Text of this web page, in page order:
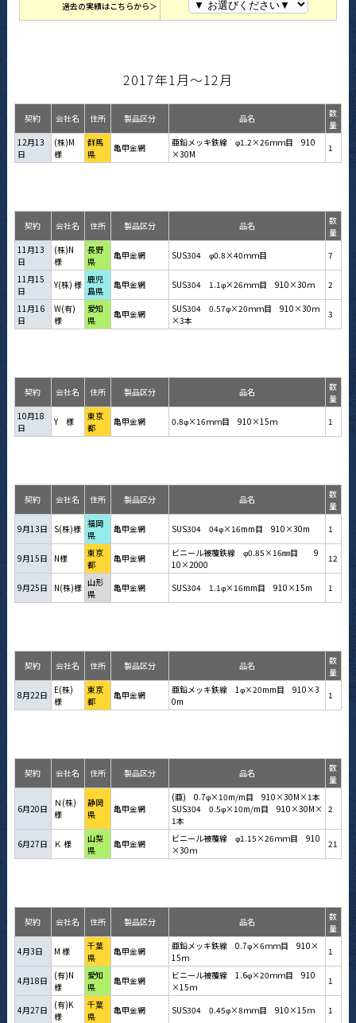
過去の実績はこちらから＞
2017年1月～12月
契約 会社名 住所 製品区分 品名
数
量
12月13
日
(株)M
様
群馬
県
亀甲金網
亜鉛メッキ鉄線 φ1.2×26ｍｍ目 910
×30M
1
契約 会社名 住所 製品区分 品名
数
量
11月13
日
(株)N
様
長野
県
亀甲金網 SUS304 φ0.8×40ｍｍ目
7
11月15
日
Y(株) 様 鹿児
島県
亀甲金網 SUS304 1.1φ×26ｍｍ目 910×30ｍ
2
11月16
日
W(有)
様
愛知
県
亀甲金網
SUS304 0.57φ×20ｍｍ目 910×30ｍ
×3本
3
契約 会社名 住所 製品区分 品名
数
量
10月18
日
Y 様
東京
都
亀甲金網 0.8φ×16ｍｍ目 910×15ｍ 1
契約 会社名 住所 製品区分 品名
数
量
9月13日
S(株)様 福岡
県
亀甲金網 SUS304 04φ×16mm目 910×30m 1
9月15日 N様
東京
都
亀甲金網
ビニール被覆鉄線 φ0.85×16㎜目 9
10×2000
12
9月25日 N(株)様 山形
県
亀甲金網 SUS304 1.1φ×16mm目 910×15m 1
契約 会社名 住所 製品区分 品名
数
量
8月22日
E(株)
様
東京
都
亀甲金網
亜鉛メッキ鉄線 1φ×20mm目 910×3
0m
1
契約 会社名 住所 製品区分 品名
数
量
6月20日
Ｎ(株)
様
静岡
県
亀甲金網
(亜) 0.7φ×10m/m目 910×30M×1本
SUS304 0.5φ×10m/m目 910×30M×
1本
2
6月27日 Ｋ 様
山梨
県
亀甲金網
ビニール被覆線 φ1.15×26ｍｍ目 910
×30ｍ
21
契約 会社名 住所 製品区分 品名
数
量
4月3日
M 様
千葉
県
亀甲金網
亜鉛メッキ鉄線 0.7φ×6ｍｍ目 910×
15ｍ
1
4月18日
(有)N
様
愛知
県
亀甲金網
ビニール被覆線 1.6φ×20ｍｍ目 910
×15ｍ
1
4月27日
(有)K
様
千葉
県
亀甲金網 SUS304 0.45φ×8ｍｍ目 910×15ｍ 1